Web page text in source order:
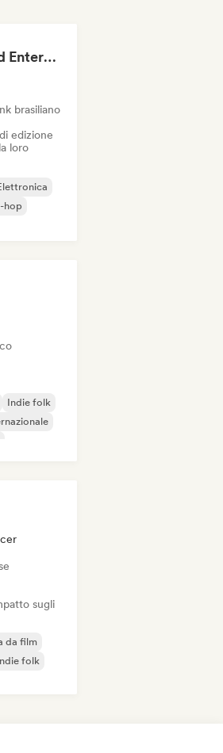
Dreamers Island Entertainment
brasiliano
edizione
loro
hop
Indie folk
sugli
da film
folk